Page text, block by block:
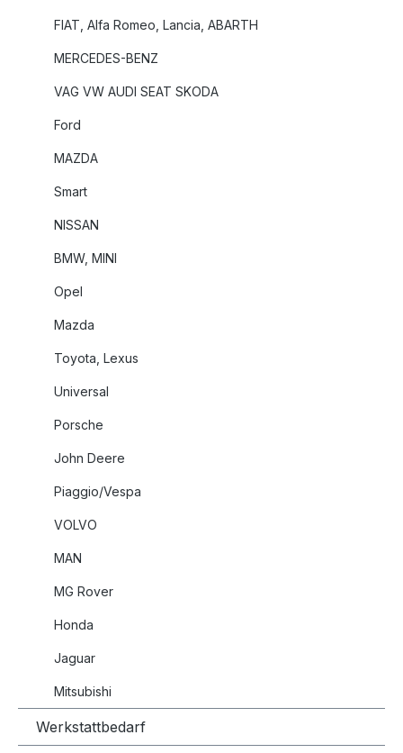
FIAT, Alfa Romeo, Lancia, ABARTH
MERCEDES-BENZ
VAG VW AUDI SEAT SKODA
Ford
MAZDA
Smart
NISSAN
BMW, MINI
Opel
Mazda
Toyota, Lexus
Universal
Porsche
John Deere
Piaggio/Vespa
VOLVO
MAN
MG Rover
Honda
Jaguar
Mitsubishi
Werkstattbedarf